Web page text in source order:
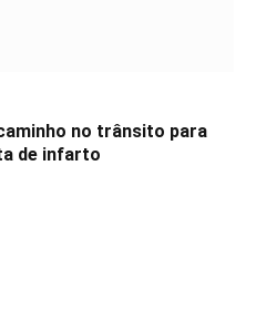
no trânsito para
de infarto